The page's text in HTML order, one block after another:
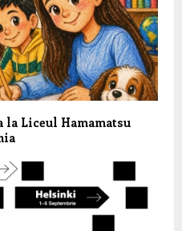
la Liceul Hamamatsu